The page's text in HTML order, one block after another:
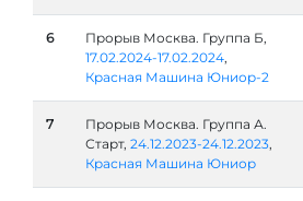
6
Прорыв Москва. Группа Б,
17.02.2024-17.02.2024,
Красная Машина Юниор-2
7
Прорыв Москва. Группа А.
Старт, 24.12.2023-24.12.2023,
Красная Машина Юниор